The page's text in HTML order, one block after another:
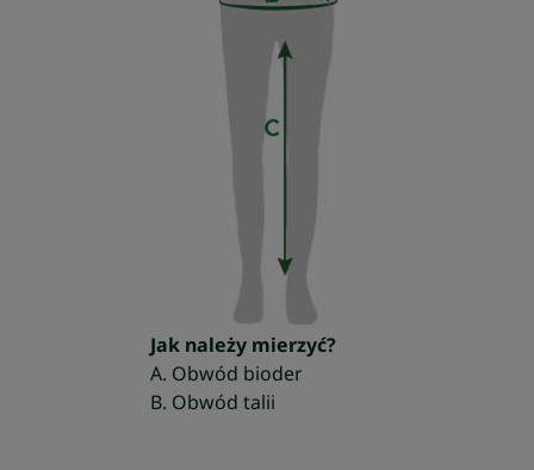
Jak należy mierzyć?
A. Obwód bioder
B. Obwód talii